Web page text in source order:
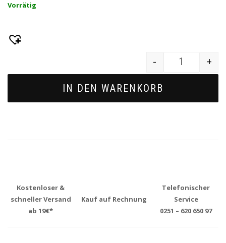
Vorrätig
Quantity
- +
IN DEN WARENKORB
Kostenloser &
schneller Versand
ab 19€*
Kauf auf Rechnung
Telefonischer
Service
0251 – 620 650 97